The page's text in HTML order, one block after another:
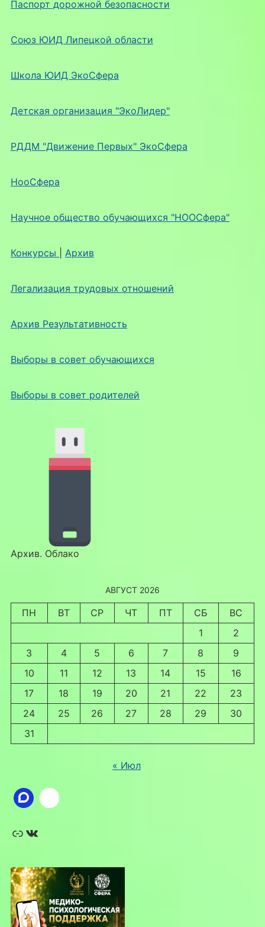
Паспорт дорожной безопасности
Союз ЮИД Липецкой области
Школа ЮИД ЭкоСфера
Детская организация "ЭкоЛидер"
РДДМ "Движение Первых" ЭкоСфера
НооСфера
Научное общество обучающихся "НООСфера"
Конкурсы Архив
Легализация трудовых отношений
Архив Результативность
Выборы в совет обучающихся
Выборы в совет родителей
Архив. Облако
АВГУСТ 2026
ПН ВТ СР ЧТ ПТ СБ
ВС
1
2
3
4 5 6 7 8
9
10
11 12 13 14 15
16
17
18 19 20 21 22
23
24
25 26 27 28 29
30
31
« Июл
Ссылка